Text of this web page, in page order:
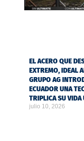
EL ACERO QUE
EXTREMO, IDEAL
GRUPO AG
ECUADOR UNA
TRIPLICA SU VIDA
julio 10, 2026